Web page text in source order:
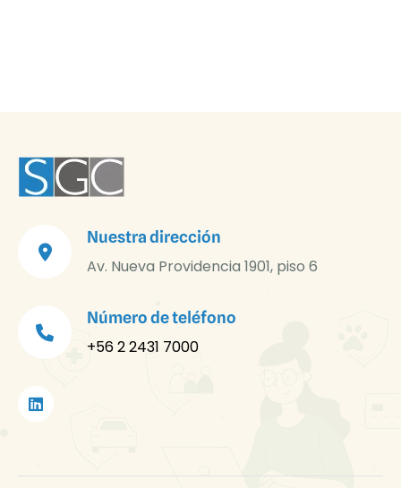
Nuestra dirección
Av. Nueva Providencia 1901, piso 6
Número de teléfono
+56 2 2431 7000